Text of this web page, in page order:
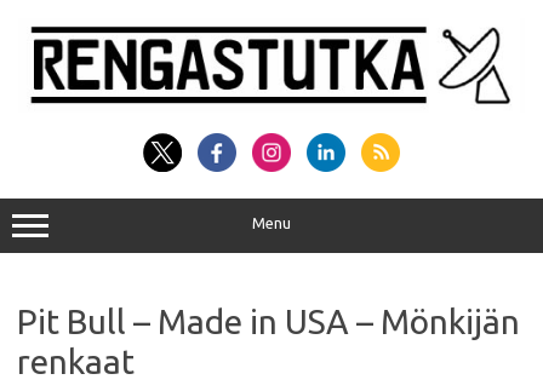
content
Menu
Pit Bull – Made in USA – Mönkijän
renkaat